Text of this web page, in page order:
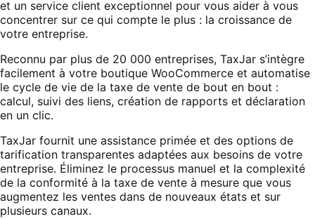
et un service client exceptionnel pour vous aider à vous
concentrer sur ce qui compte le plus : la croissance de
votre entreprise.
Reconnu par plus de 20 000 entreprises, TaxJar s’intègre
facilement à votre boutique WooCommerce et automatise
le cycle de vie de la taxe de vente de bout en bout :
calcul, suivi des liens, création de rapports et déclaration
en un clic.
TaxJar fournit une assistance primée et des options de
tarification transparentes adaptées aux besoins de votre
entreprise. Éliminez le processus manuel et la complexité
de la conformité à la taxe de vente à mesure que vous
augmentez les ventes dans de nouveaux états et sur
plusieurs canaux.